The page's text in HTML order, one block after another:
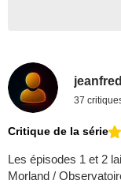
37
Critique de la série
Les épisodes 1 et 2
Morland /